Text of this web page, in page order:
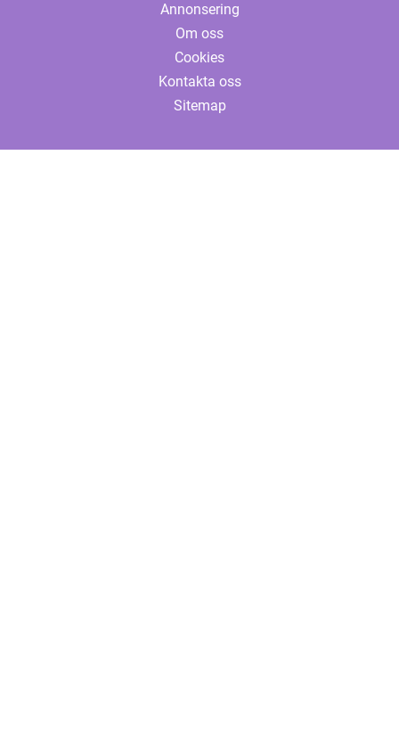
Annonsering
Om oss
Cookies
Kontakta oss
Sitemap